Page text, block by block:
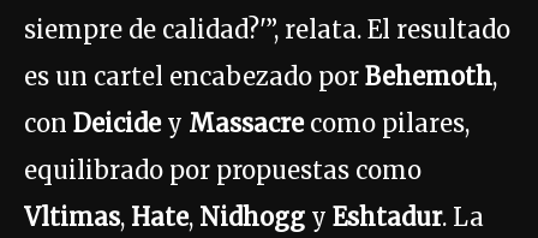
siempre de calidad?'”, relata. El resultado
es un cartel encabezado por Behemoth,
con Deicide y Massacrecomo pilares,
equilibrado por propuestas como
Vltimas, Hate, Nidhogg y Eshtadur. La